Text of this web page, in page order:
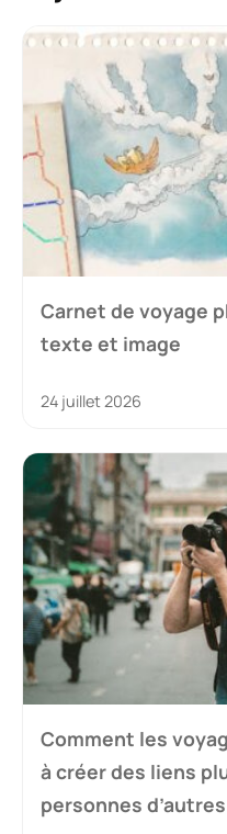
Carnet de voyage
texte et image
24 juillet 2026
Comment les
à créer des liens
personnes